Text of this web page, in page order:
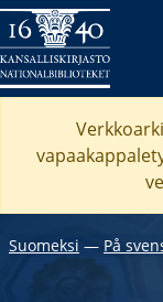
Suomeksi ― På